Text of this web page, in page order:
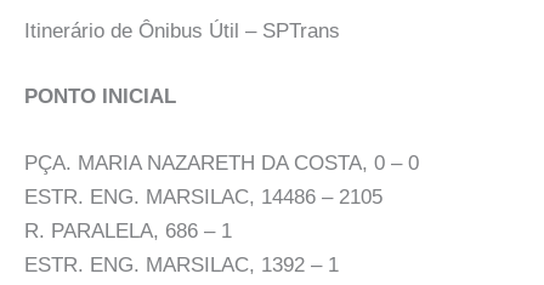
Itinerário de Ônibus Útil – SPTrans
PONTO INICIAL
PÇA. MARIA NAZARETH DA COSTA, 0 – 0
ESTR. ENG. MARSILAC, 14486 – 2105
R. PARALELA, 686 – 1
ESTR. ENG. MARSILAC, 1392 – 1